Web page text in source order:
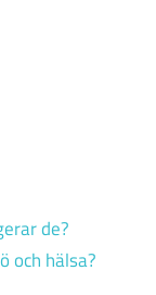
de?
och hälsa?